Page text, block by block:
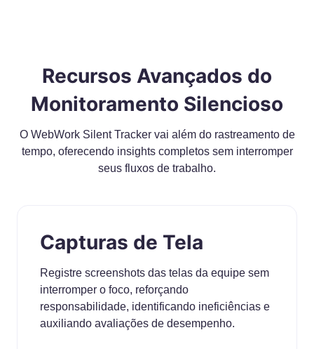
Recursos Avançados do
Monitoramento Silencioso
O WebWork Silent Tracker vai além do rastreamento de
tempo, oferecendo insights completos sem interromper
seus fluxos de trabalho.
Capturas de Tela
Registre screenshots das telas da equipe sem
interromper o foco, reforçando
responsabilidade, identificando ineficiências e
auxiliando avaliações de desempenho.